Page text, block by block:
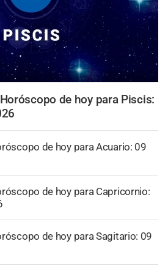
Horóscopo de hoy para Piscis:
de hoy para Acuario: 09
de hoy para Capricornio:
de hoy para Sagitario: 09